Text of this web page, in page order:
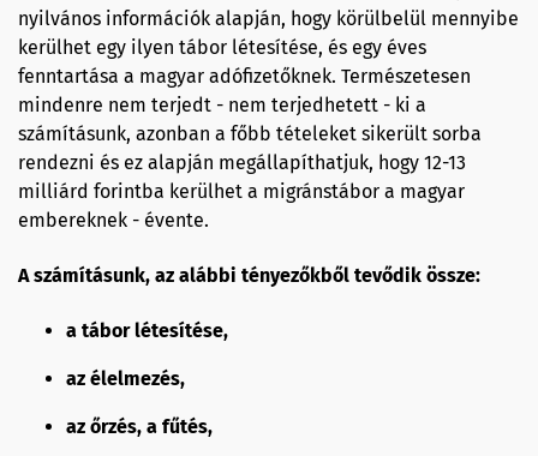
nyilvános információk alapján, hogy körülbelül mennyibe
kerülhet egy ilyen tábor létesítése, és egy éves
fenntartása a magyar adófizetőknek. Természetesen
mindenre nem terjedt - nem terjedhetett - ki a
számításunk, azonban a főbb tételeket sikerült sorba
rendezni és ez alapján megállapíthatjuk, hogy 12-13
milliárd forintba kerülhet a migránstábor a magyar
embereknek - évente.
A számításunk, az alábbi tényezőkből tevődik össze:
a tábor létesítése,
az élelmezés,
az őrzés, a fűtés,